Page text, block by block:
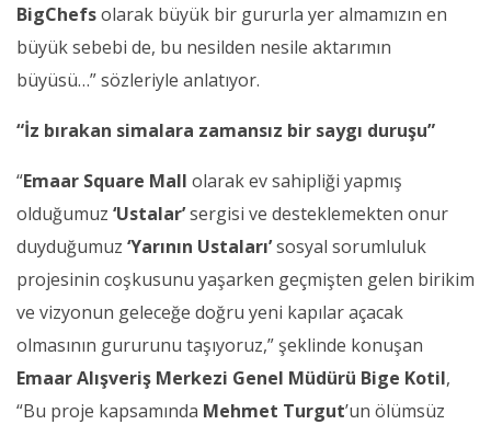
BigChefsolarak büyük bir gururla yer almamızın en
büyük sebebi de, bu nesilden nesile aktarımın
büyüsü…”sözleriyle anlatıyor.
“İz bırakan simalara zamansız bir saygı duruşu”
“Emaar Square Mall olarak ev sahipliği yapmış
olduğumuz ‘Ustalar’sergisi ve desteklemekten onur
duyduğumuz ‘Yarının Ustaları’sosyal sorumluluk
projesinin coşkusunu yaşarken geçmişten gelen birikim
ve vizyonun geleceğe doğru yeni kapılar açacak
olmasının gururunu taşıyoruz,”şeklinde konuşan
Emaar Alışveriş Merkezi Genel Müdürü Bige Kotil,
“Bu proje kapsamında Mehmet Turgut’un ölümsüz